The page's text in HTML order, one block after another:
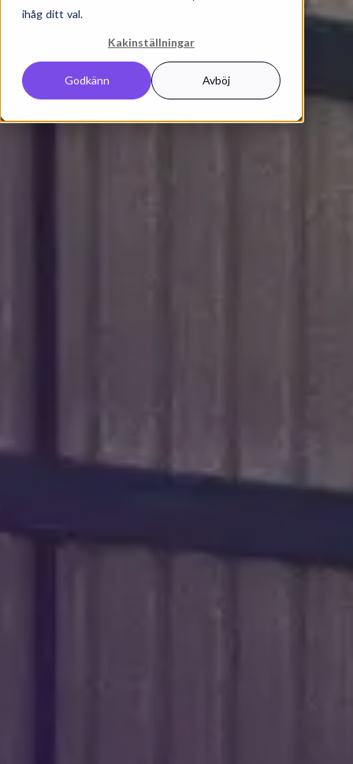
ihåg ditt val.
Kakinställningar
Godkänn Avböj